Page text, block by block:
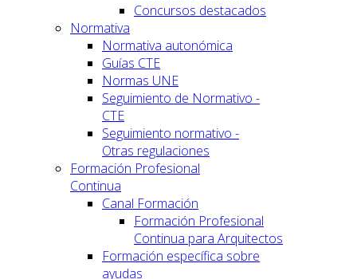
Concursos destacados
Normativa
Normativa autonómica
Guías CTE
Normas UNE
Seguimiento de Normativo -
CTE
Seguimiento normativo -
Otras regulaciones
Formación Profesional
Continua
Canal Formación
Formación Profesional
Continua para Arquitectos
Formación específica sobre
ayudas